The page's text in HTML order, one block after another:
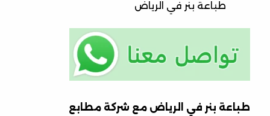
طباعة بنر في الرياض
طباعة بنر في الرياض مع شركة مطابع